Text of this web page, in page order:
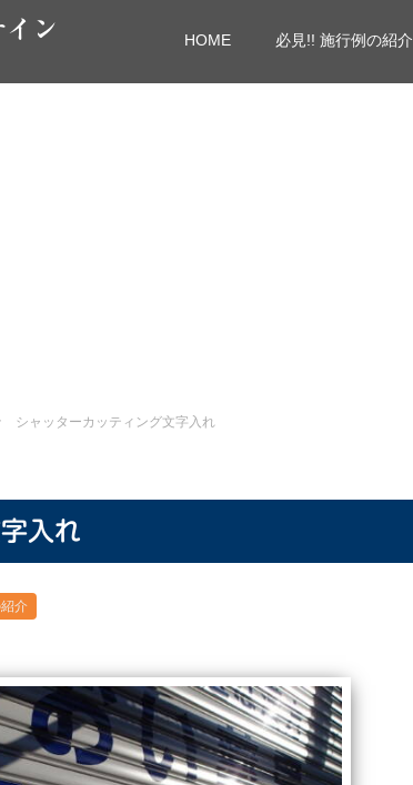
ン HOME 必見!! 施行例の紹介
シャッターカッティング文字入れ
入れ
介